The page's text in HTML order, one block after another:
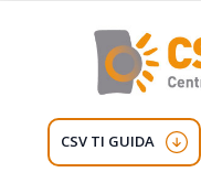
CSV TI GUIDA